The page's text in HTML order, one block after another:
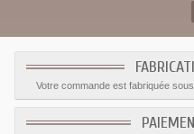
Votre commande est fabriquée